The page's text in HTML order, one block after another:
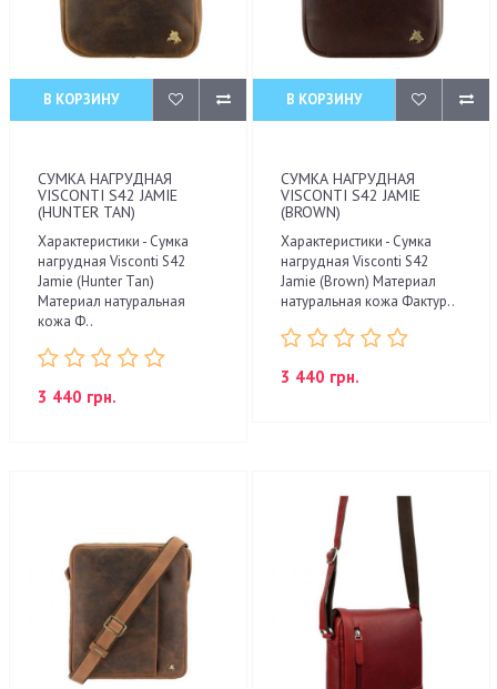
В КОРЗИНУ
СУМКА НАГРУДНАЯ
VISCONTI S42 JAMIE
(HUNTER TAN)
Характеристики - Сумка
нагрудная Visconti S42
Jamie (Hunter Tan)
Материал натуральная
кожа Ф..
3 440 грн.
В КОРЗИНУ
СУМКА НАГРУДНАЯ
VISCONTI S42 JAMIE
(BROWN)
Характеристики - Сумка
нагрудная Visconti S42
Jamie (Brown) Материал
натуральная кожа Фактур..
3 440 грн.